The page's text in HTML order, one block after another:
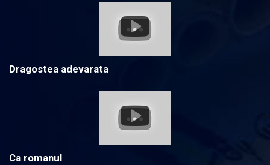
Dragostea adevarata
Ca romanul